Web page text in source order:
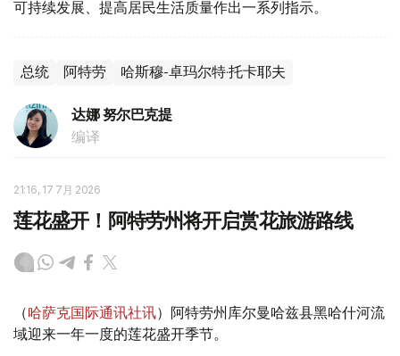
可持续发展、提高居民生活质量作出一系列指示。
总统 阿特劳 哈斯穆-卓玛尔特·托卡耶夫
达娜 努尔巴克提
编译
21:16, 17 7月 2026
莲花盛开！阿特劳州将开启赏花旅游路线
（哈萨克国际通讯社讯）阿特劳州库尔曼哈兹县黑哈什河流
域迎来一年一度的莲花盛开季节。